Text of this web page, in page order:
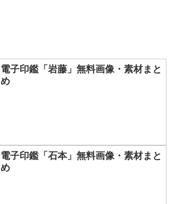
電子印鑑「岩藤」無料画像・素材まと
め
電子印鑑「石本」無料画像・素材まと
め